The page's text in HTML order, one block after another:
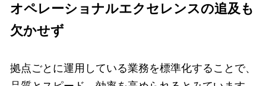
オペレーショナルエクセレンスの追及も
欠かせず
拠点ごとに運用している業務を標準化することで、